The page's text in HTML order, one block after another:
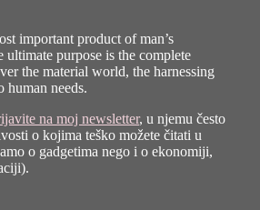
important product of man’s
ultimate purpose is the complete
the material world, the harnessing
human needs.
na moj newsletter, u njemu često
o kojima teško možete čitati u
o gadgetima nego i o ekonomiji,